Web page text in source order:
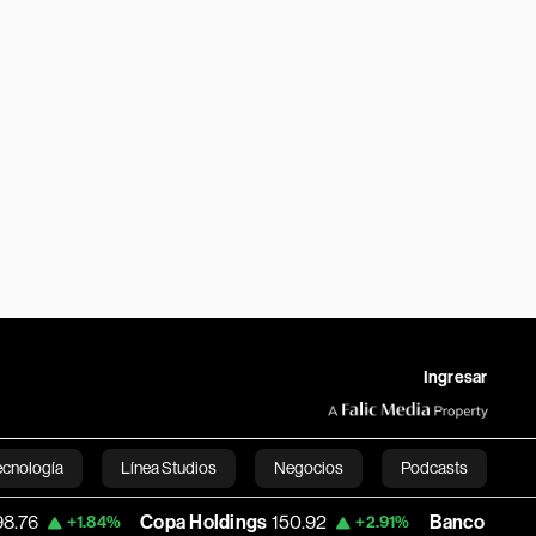
Ingresar
Línea Studios Negocios Podcasts
English
Copa Holdings 150.92 +2.91% Banco